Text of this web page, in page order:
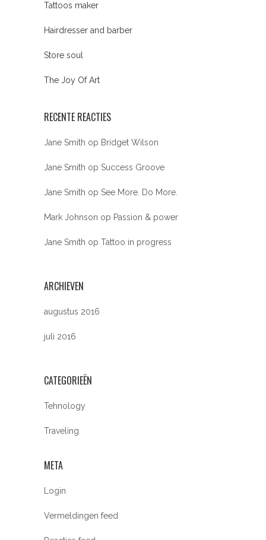
Tattoos maker
Hairdresser and barber
Store soul
The Joy Of Art
RECENTE REACTIES
Jane Smith op Bridget Wilson
Jane Smith op Success Groove
Jane Smith op See More. Do More.
Mark Johnson op Passion & power
Jane Smith op Tattoo in progress
ARCHIEVEN
augustus 2016
juli 2016
CATEGORIEËN
Tehnology
Traveling
META
Login
Vermeldingen feed